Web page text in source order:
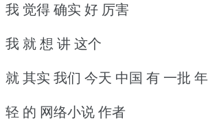
我 觉得 确实 好 厉害
我 就 想 讲 这个
就 其实 我们 今天 中国 有 一批 年
轻 的 网络小说 作者